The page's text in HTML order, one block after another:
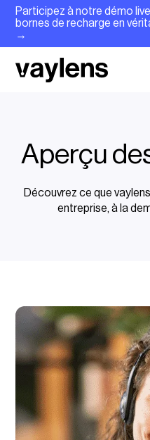
Participez à notre démo
bornes de recharge en
→
Aperçu
Découvrez ce que
entreprise, à la